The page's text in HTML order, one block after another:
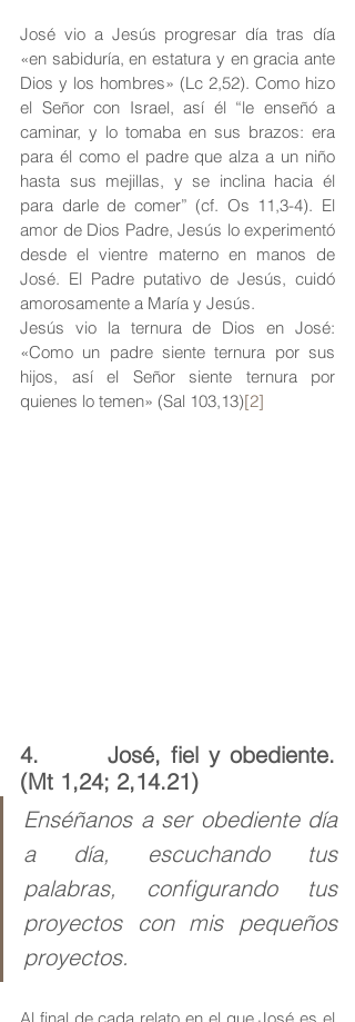
José vio a Jesús progresar día tras día
«en sabiduría, en estatura y en gracia ante
Dios y los hombres» (Lc 2,52). Como hizo
el Señor con Israel, así él “le enseñó a
caminar, y lo tomaba en sus brazos: era
para él como el padre que alza a un niño
hasta sus mejillas, y se inclina hacia él
para darle de comer” (cf. Os 11,3-4). El
amor de Dios Padre, Jesús lo experimentó
desde el vientre materno en manos de
José. El Padre putativo de Jesús, cuidó
amorosamente a María y Jesús.
Jesús vio la ternura de Dios en José:
«Como un padre siente ternura por sus
hijos, así el Señor siente ternura por
quienes lo temen» (Sal 103,13)[2]
4.       José, fiel y obediente.
(Mt 1,24; 2,14.21)
Enséñanos a ser obediente día
a día, escuchando tus
palabras, configurando tus
proyectos con mis pequeños
proyectos.